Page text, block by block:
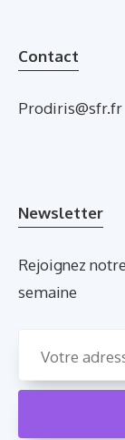
Contact
Prodiris@sfr.fr
Newsletter
Rejoignez
semaine